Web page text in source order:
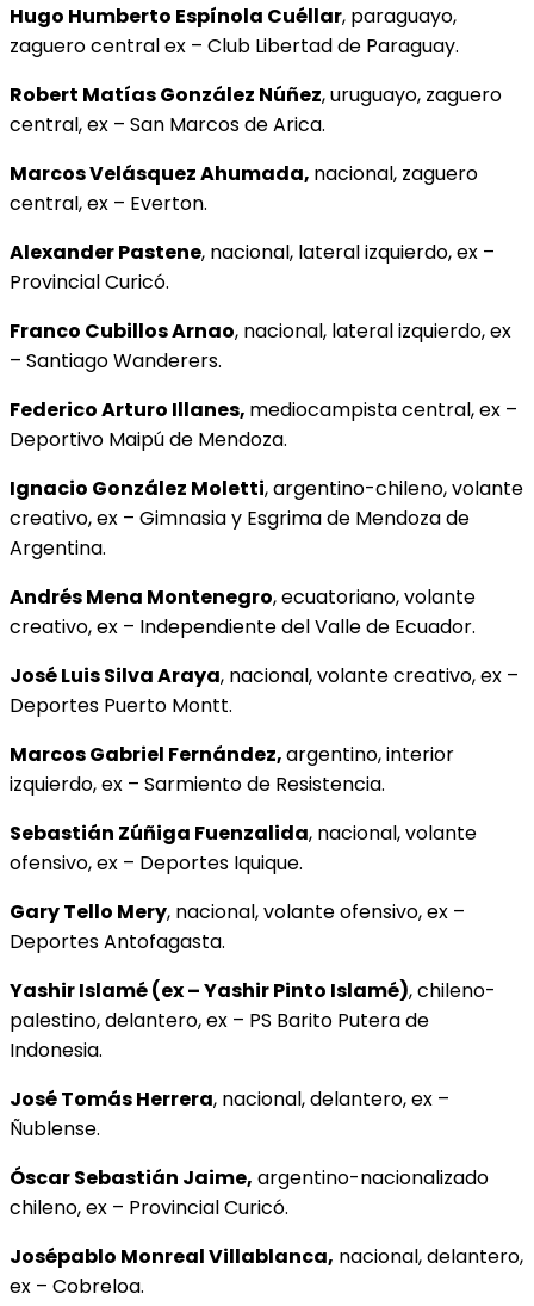
Hugo Humberto Espínola Cuéllar, paraguayo,
zaguero central ex – Club Libertad de Paraguay.
Robert Matías González Núñez, uruguayo, zaguero
central, ex – San Marcos de Arica.
Marcos Velásquez Ahumada, nacional, zaguero
central, ex – Everton.
Alexander Pastene, nacional, lateral izquierdo, ex –
Provincial Curicó.
Franco Cubillos Arnao, nacional, lateral izquierdo, ex
– Santiago Wanderers.
Federico Arturo Illanes, mediocampista central, ex –
Deportivo Maipú de Mendoza.
Ignacio González Moletti, argentino-chileno, volante
creativo, ex – Gimnasia y Esgrima de Mendoza de
Argentina.
Andrés Mena Montenegro, ecuatoriano, volante
creativo, ex – Independiente del Valle de Ecuador.
José Luis Silva Araya, nacional, volante creativo, ex –
Deportes Puerto Montt.
Marcos Gabriel Fernández,argentino, interior
izquierdo, ex – Sarmiento de Resistencia.
Sebastián Zúñiga Fuenzalida, nacional, volante
ofensivo, ex – Deportes Iquique.
Gary Tello Mery, nacional, volante ofensivo, ex –
Deportes Antofagasta.
Yashir Islamé (ex – Yashir Pinto Islamé), chileno-
palestino, delantero, ex – PS Barito Putera de
Indonesia.
José Tomás Herrera, nacional, delantero, ex –
Ñublense.
Óscar Sebastián Jaime, argentino-nacionalizado
chileno, ex – Provincial Curicó.
Josépablo Monreal Villablanca, nacional, delantero,
ex – Cobreloa.